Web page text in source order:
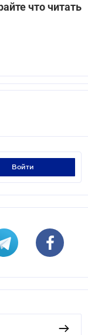
что читать
войти